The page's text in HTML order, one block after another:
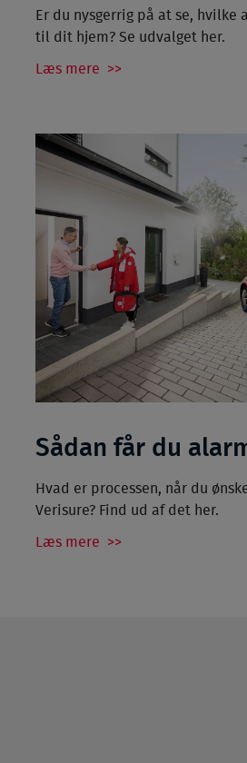
Er du nysgerrig på at se, hvilke
til dit hjem? Se udvalget her.
Læs mere >>
Sådan får du
Hvad er processen, når du
Verisure? Find ud af det her.
Læs mere >>